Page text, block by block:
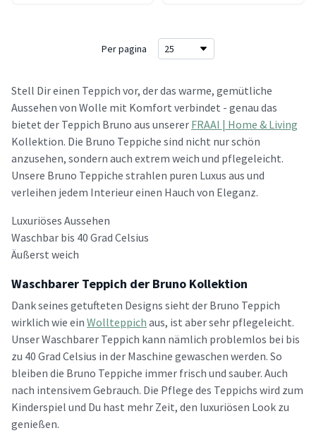
Per pagina
Stell Dir einen Teppich vor, der das warme, gemütliche
Aussehen von Wolle mit Komfort verbindet - genau das
bietet der Teppich Bruno aus unserer FRAAI | Home & Living
Kollektion. Die Bruno Teppiche sind nicht nur schön
anzusehen, sondern auch extrem weich und pflegeleicht.
Unsere Bruno Teppiche strahlen puren Luxus aus und
verleihen jedem Interieur einen Hauch von Eleganz.
Luxuriöses Aussehen
Waschbar bis 40 Grad Celsius
Äußerst weich
Waschbarer Teppich der Bruno Kollektion
Dank seines getufteten Designs sieht der Bruno Teppich
wirklich wie ein Wollteppich aus, ist aber sehr pflegeleicht.
Unser Waschbarer Teppich kann nämlich problemlos bei bis
zu 40 Grad Celsius in der Maschine gewaschen werden. So
bleiben die Bruno Teppiche immer frisch und sauber. Auch
nach intensivem Gebrauch. Die Pflege des Teppichs wird zum
Kinderspiel und Du hast mehr Zeit, den luxuriösen Look zu
genießen.